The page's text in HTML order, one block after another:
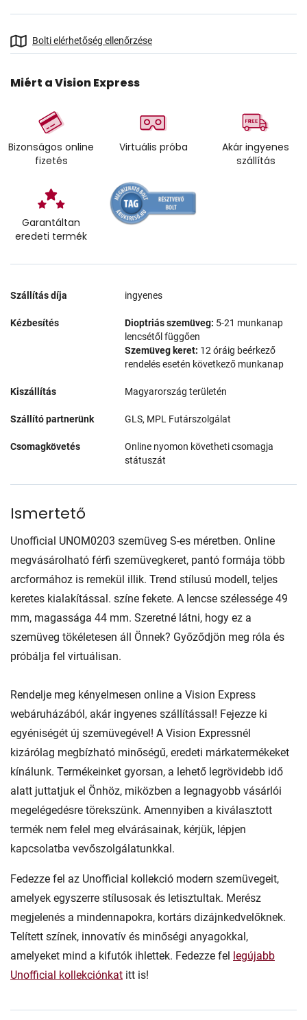
Bolti elérhetőség ellenőrzése
Miért a Vision Express
Bizonságos online
fizetés
Virtuális próba
Akár ingyenes
szállítás
Garantáltan
eredeti termék
Szállítás díja ingyenes
Kézbesítés Dioptriás szemüveg: 5-21 munkanap
lencsétől függően
Szemüveg keret: 12 óráig beérkező
rendelés esetén következő munkanap
Kiszállítás Magyarország területén
Szállító partnerünk GLS, MPL Futárszolgálat
Csomagkövetés
Online nyomon követheti csomagja
státuszát
Ismertető
Unofficial UNOM0203 szemüveg S-es méretben. Online
megvásárolható férfi szemüvegkeret, pantó formája több
arcformához is remekül illik. Trend stílusú modell, teljes
keretes kialakítással. színe fekete. A lencse szélessége 49
mm, magassága 44 mm. Szeretné látni, hogy ez a
szemüveg tökéletesen áll Önnek? Győződjön meg róla és
próbálja fel virtuálisan.
Rendelje meg kényelmesen online a Vision Express
webáruházából, akár ingyenes szállítással! Fejezze ki
egyéniségét új szemüvegével! A Vision Expressnél
kizárólag megbízható minőségű, eredeti márkatermékeket
kínálunk. Termékeinket gyorsan, a lehető legrövidebb idő
alatt juttatjuk el Önhöz, miközben a legnagyobb vásárlói
megelégedésre törekszünk. Amennyiben a kiválasztott
termék nem felel meg elvárásainak, kérjük, lépjen
kapcsolatba vevőszolgálatunkkal.
Fedezze fel az Unofficial kollekció modern szemüvegeit,
amelyek egyszerre stílusosak és letisztultak. Merész
megjelenés a mindennapokra, kortárs dizájnkedvelőknek.
Telített színek, innovatív és minőségi anyagokkal,
amelyeket mind a kifutók ihlettek. Fedezze fel legújabb
Unofficial kollekciónkat itt is!